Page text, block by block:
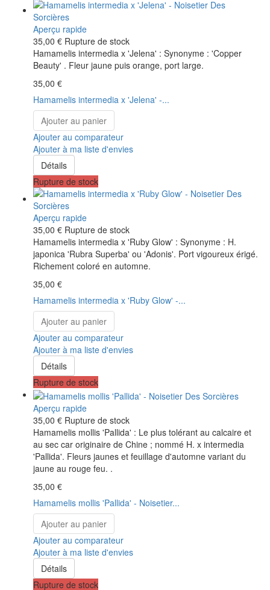
Aperçu rapide
35,00 € Rupture de stock
Hamamelis intermedia x 'Jelena' : Synonyme : 'Copper
Beauty' . Fleur jaune puis orange, port large.
35,00 €
Hamamelis intermedia x 'Jelena' -...
Ajouter au panier
Ajouter au comparateur
Ajouter à ma liste d'envies
Détails
Rupture de stock
Aperçu rapide
35,00 € Rupture de stock
Hamamelis intermedia x 'Ruby Glow' : Synonyme : H.
japonica 'Rubra Superba' ou 'Adonis'. Port vigoureux érigé.
Richement coloré en automne.
35,00 €
Hamamelis intermedia x 'Ruby Glow' -...
Ajouter au panier
Ajouter au comparateur
Ajouter à ma liste d'envies
Détails
Rupture de stock
Aperçu rapide
35,00 € Rupture de stock
Hamamelis mollis 'Pallida' : Le plus tolérant au calcaire et
au sec car originaire de Chine ; nommé H. x intermedia
'Pallida'. Fleurs jaunes et feuillage d'automne variant du
jaune au rouge feu. .
35,00 €
Hamamelis mollis 'Pallida' - Noisetier...
Ajouter au panier
Ajouter au comparateur
Ajouter à ma liste d'envies
Détails
Rupture de stock